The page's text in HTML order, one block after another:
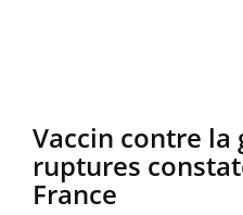
Vaccin contre la
ruptures
France